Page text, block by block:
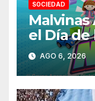
SOCIEDAD
Malvinas
el Día de
jornadas
para
AGO 6, 2026